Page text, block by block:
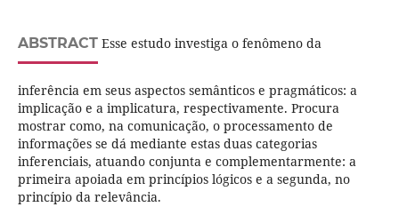
ABSTRACTEsse estudo investiga o fenômeno da
inferência em seus aspectos semânticos e pragmáticos: a
implicação e a implicatura, respectivamente. Procura
mostrar como, na comunicação, o processamento de
informações se dá mediante estas duas categorias
inferenciais, atuando conjunta e complementarmente: a
primeira apoiada em princípios lógicos e a segunda, no
princípio da relevância.